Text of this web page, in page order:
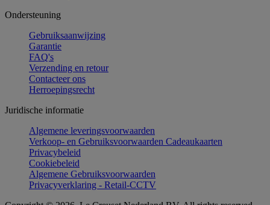
Ondersteuning
Gebruiksaanwijzing
Garantie
FAQ's
Verzending en retour
Contacteer ons
Herroepingsrecht
Juridische informatie
Algemene leveringsvoorwaarden
Verkoop- en Gebruiksvoorwaarden Cadeaukaarten
Privacybeleid
Cookiebeleid
Algemene Gebruiksvoorwaarden
Privacyverklaring - Retail-CCTV